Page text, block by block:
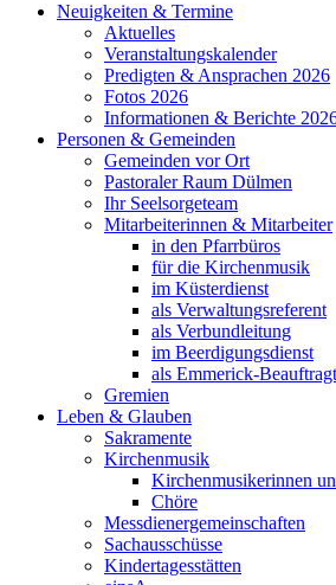
Neuigkeiten & Termine
Aktuelles
Veranstaltungskalender
Predigten & Ansprachen 2026
Fotos 2026
Informationen & Berichte
Personen & Gemeinden
Gemeinden vor Ort
Pastoraler Raum Dülmen
Ihr Seelsorgeteam
Mitarbeiterinnen & Mitarbeiter
in den Pfarrbüros
für die Kirchenmusik
im Küsterdienst
als Verwaltungsreferent
als Verbundleitung
im Beerdigungsdienst
als Emmerick-
Gremien
Leben & Glauben
Sakramente
Kirchenmusik
Kirchenmusikerinnen
Chöre
Messdienergemeinschaften
Sachausschüsse
Kindertagesstätten